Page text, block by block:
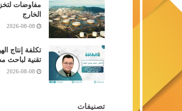
مفاوضات
الخارج
2026-08-08
تكلفة إنتاج
تقنية لباحث
2026-08-08
تصنيفات